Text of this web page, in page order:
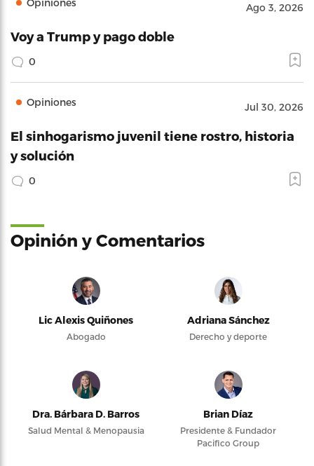
Opiniones Ago 3, 2026
Voy a Trump y pago doble
0
Opiniones Jul 30, 2026
El sinhogarismo juvenil tiene rostro, historia
y solución
0
Opinión y Comentarios
Lic Alexis Quiñones
Abogado
Adriana Sánchez
Derecho y deporte
Dra. Bárbara D. Barros
Salud Mental & Menopausia
Brian Díaz
Presidente & Fundador
Pacifico Group